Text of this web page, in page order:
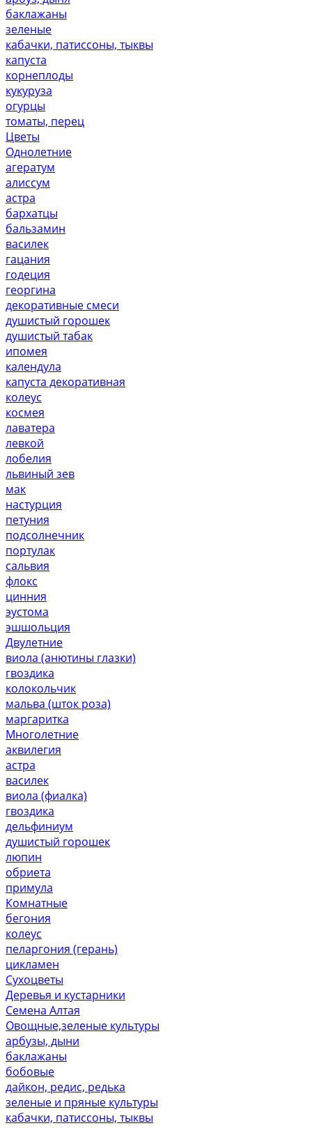
баклажаны
зеленые
кабачки, патиссоны, тыквы
капуста
корнеплоды
кукуруза
огурцы
томаты, перец
Цветы
Однолетние
агератум
алиссум
астра
бархатцы
бальзамин
василек
гацания
годеция
георгина
декоративные смеси
душистый горошек
душистый табак
ипомея
календула
капуста декоративная
колеус
космея
лаватера
левкой
лобелия
львиный зев
мак
настурция
петуния
подсолнечник
портулак
сальвия
флокс
цинния
эустома
эшшольция
Двулетние
виола (анютины глазки)
гвоздика
колокольчик
мальва (шток роза)
маргаритка
Многолетние
аквилегия
астра
василек
виола (фиалка)
гвоздика
дельфиниум
душистый горошек
люпин
обриета
примула
Комнатные
бегония
колеус
пеларгония (герань)
цикламен
Сухоцветы
Деревья и кустарники
Семена Алтая
Овощные,зеленые культуры
арбузы, дыни
баклажаны
бобовые
дайкон, редис, редька
зеленые и пряные культуры
кабачки, патиссоны, тыквы